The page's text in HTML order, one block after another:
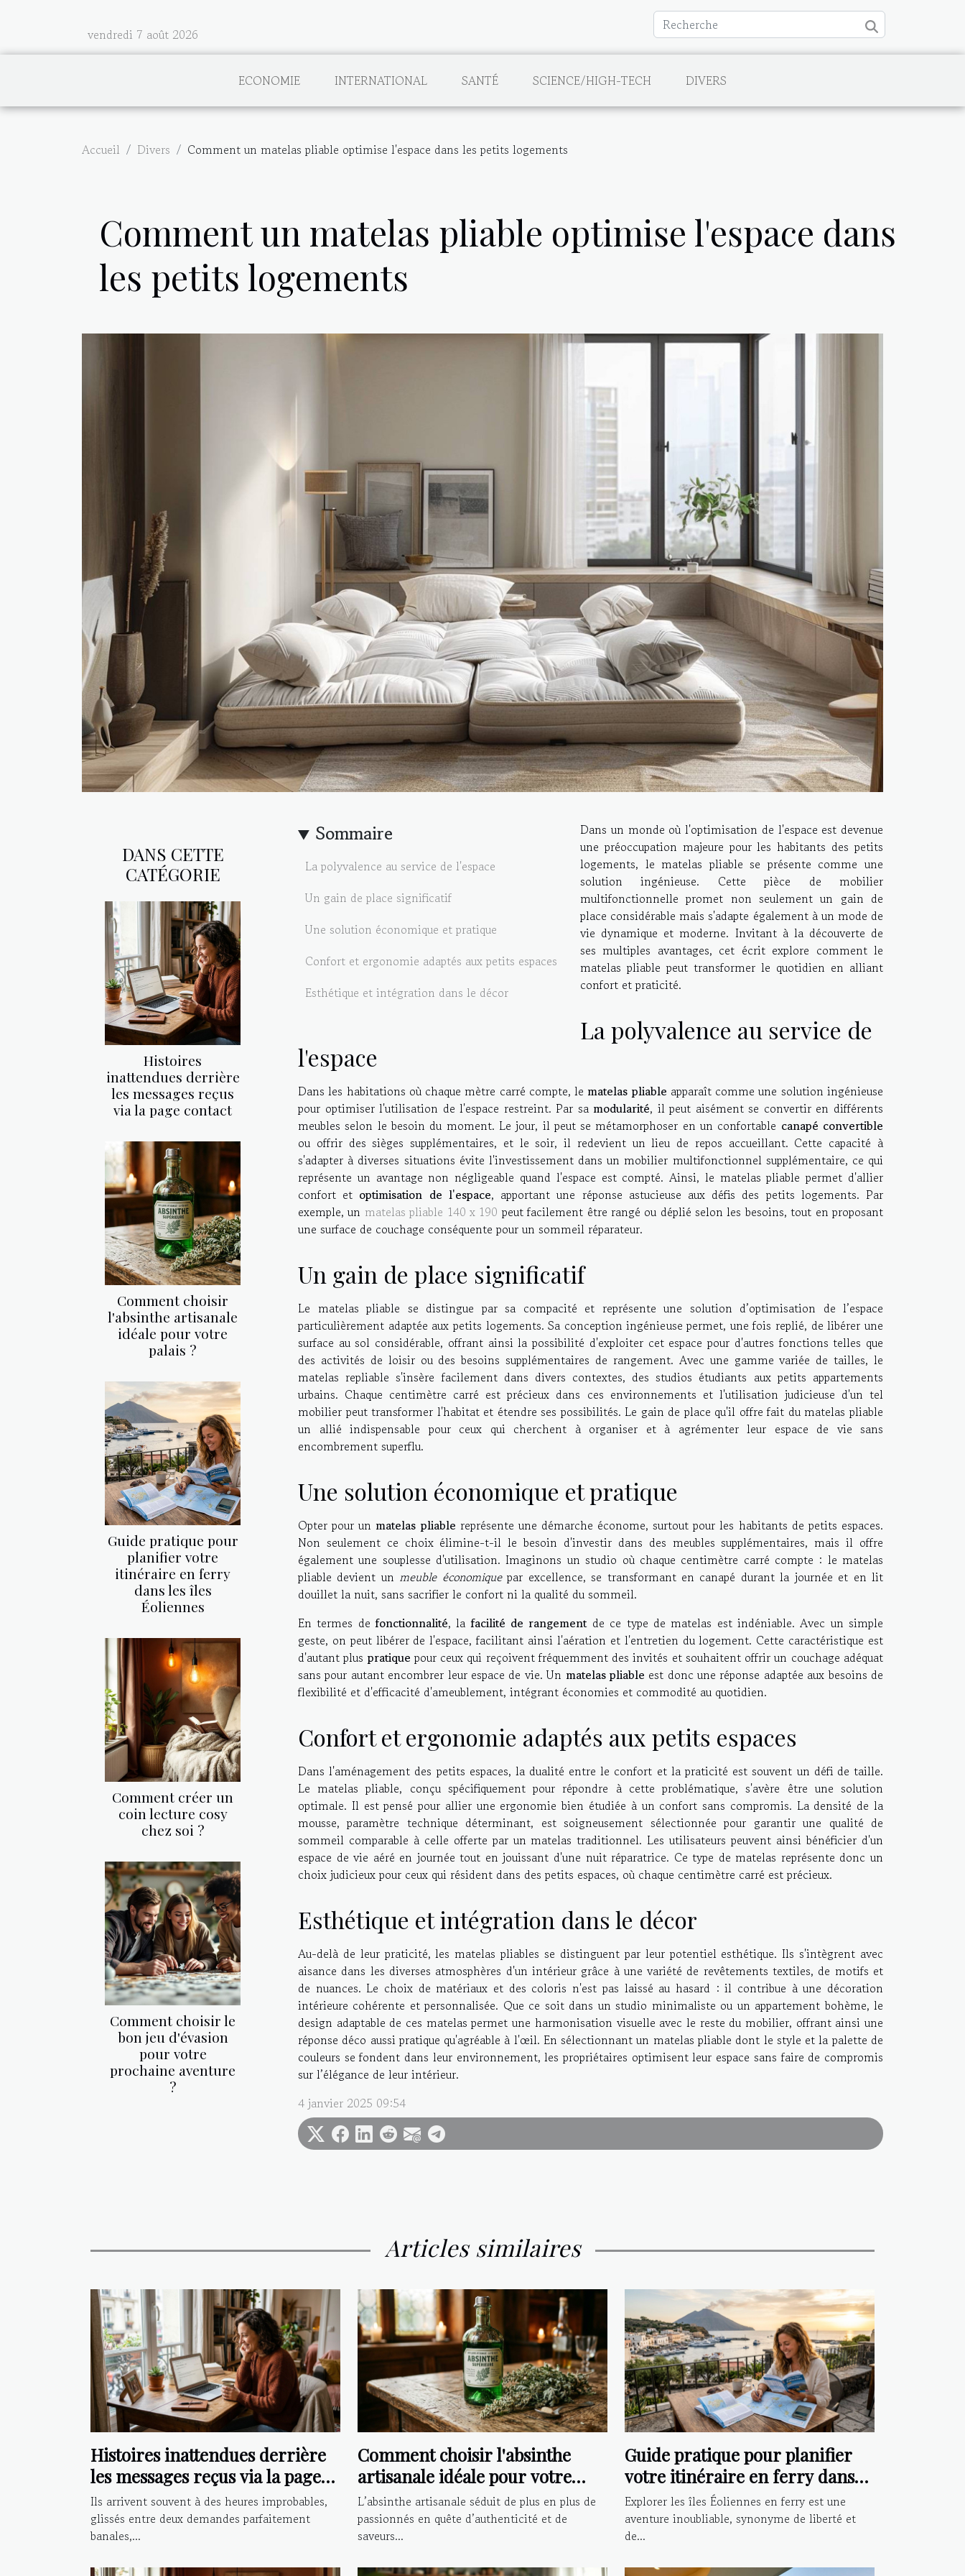
vendredi 7 août 2026
ECONOMIE INTERNATIONAL SANTÉ SCIENCE/HIGH-TECH DIVERS
Accueil Divers Comment un matelas pliable optimise l'espace dans les petits logements
Comment un matelas pliable optimise l'espace dans
les petits logements
DANS CETTE
CATÉGORIE
Histoires
inattendues derrière
les messages reçus
via la page contact
Comment choisir
l'absinthe artisanale
idéale pour votre
palais ?
Guide pratique pour
planifier votre
itinéraire en ferry
dans les îles
Éoliennes
Comment créer un
coin lecture cosy
chez soi ?
Comment choisir le
bon jeu d'évasion
pour votre
prochaine aventure
?
Sommaire
La polyvalence au service de l'espace
Un gain de place significatif
Une solution économique et pratique
Confort et ergonomie adaptés aux petits espaces
Esthétique et intégration dans le décor
Dans un monde où l'optimisation de l'espace est devenue
une préoccupation majeure pour les habitants des petits
logements, le matelas pliable se présente comme une
solution ingénieuse. Cette pièce de mobilier
multifonctionnelle promet non seulement un gain de
place considérable mais s'adapte également à un mode de
vie dynamique et moderne. Invitant à la découverte de
ses multiples avantages, cet écrit explore comment le
matelas pliable peut transformer le quotidien en alliant
confort et praticité.
La polyvalence au service de
l'espace
Dans les habitations où chaque mètre carré compte, le matelas pliable apparaît comme une solution ingénieuse
pour optimiser l'utilisation de l'espace restreint. Par sa modularité, il peut aisément se convertir en différents
meubles selon le besoin du moment. Le jour, il peut se métamorphoser en un confortable canapé convertible
ou offrir des sièges supplémentaires, et le soir, il redevient un lieu de repos accueillant. Cette capacité à
s'adapter à diverses situations évite l'investissement dans un mobilier multifonctionnel supplémentaire, ce qui
représente un avantage non négligeable quand l'espace est compté. Ainsi, le matelas pliable permet d'allier
confort et optimisation de l'espace, apportant une réponse astucieuse aux défis des petits logements. Par
exemple, un matelas pliable 140 x 190 peut facilement être rangé ou déplié selon les besoins, tout en proposant
une surface de couchage conséquente pour un sommeil réparateur.
Un gain de place significatif
Le matelas pliable se distingue par sa compacité et représente une solution d’optimisation de l’espace
particulièrement adaptée aux petits logements. Sa conception ingénieuse permet, une fois replié, de libérer une
surface au sol considérable, offrant ainsi la possibilité d'exploiter cet espace pour d'autres fonctions telles que
des activités de loisir ou des besoins supplémentaires de rangement. Avec une gamme variée de tailles, le
matelas repliable s'insère facilement dans divers contextes, des studios étudiants aux petits appartements
urbains. Chaque centimètre carré est précieux dans ces environnements et l'utilisation judicieuse d'un tel
mobilier peut transformer l'habitat et étendre ses possibilités. Le gain de place qu'il offre fait du matelas pliable
un allié indispensable pour ceux qui cherchent à organiser et à agrémenter leur espace de vie sans
encombrement superflu.
Une solution économique et pratique
Opter pour un matelas pliable représente une démarche économe, surtout pour les habitants de petits espaces.
Non seulement ce choix élimine-t-il le besoin d'investir dans des meubles supplémentaires, mais il offre
également une souplesse d'utilisation. Imaginons un studio où chaque centimètre carré compte : le matelas
pliable devient un meuble économiquepar excellence, se transformant en canapé durant la journée et en lit
douillet la nuit, sans sacrifier le confort ni la qualité du sommeil.
En termes defonctionnalité, lafacilité de rangementde ce type de matelas est indéniable. Avec un simple
geste, on peut libérer de l'espace, facilitant ainsi l'aération et l'entretien du logement. Cette caractéristique est
d'autant plus pratique pour ceux qui reçoivent fréquemment des invités et souhaitent offrir un couchage adéquat
sans pour autant encombrer leur espace de vie. Un matelas pliable est donc une réponse adaptée aux besoins de
flexibilité et d'efficacité d'ameublement, intégrant économies et commodité au quotidien.
Confort et ergonomie adaptés aux petits espaces
Dans l'aménagement des petits espaces, la dualité entre le confort et la praticité est souvent un défi de taille.
Le matelas pliable, conçu spécifiquement pour répondre à cette problématique, s'avère être une solution
optimale. Il est pensé pour allier une ergonomie bien étudiée à un confort sans compromis. La densité de la
mousse, paramètre technique déterminant, est soigneusement sélectionnée pour garantir une qualité de
sommeil comparable à celle offerte par un matelas traditionnel. Les utilisateurs peuvent ainsi bénéficier d'un
espace de vie aéré en journée tout en jouissant d'une nuit réparatrice. Ce type de matelas représente donc un
choix judicieux pour ceux qui résident dans des petits espaces, où chaque centimètre carré est précieux.
Esthétique et intégration dans le décor
Au-delà de leur praticité, les matelas pliables se distinguent par leur potentiel esthétique. Ils s'intègrent avec
aisance dans les diverses atmosphères d'un intérieur grâce à une variété de revêtements textiles, de motifs et
de nuances. Le choix de matériaux et des coloris n'est pas laissé au hasard : il contribue à une décoration
intérieure cohérente et personnalisée. Que ce soit dans un studio minimaliste ou un appartement bohème, le
design adaptable de ces matelas permet une harmonisation visuelle avec le reste du mobilier, offrant ainsi une
réponse déco aussi pratique qu'agréable à l'œil. En sélectionnant un matelas pliable dont le style et la palette de
couleurs se fondent dans leur environnement, les propriétaires optimisent leur espace sans faire de compromis
sur l’élégance de leur intérieur.
4 janvier 2025 09:54
Articles similaires
Histoires inattendues derrière
les messages reçus via la page
contact
Ils arrivent souvent à des heures improbables,
glissés entre deux demandes parfaitement
banales,...
Comment choisir l'absinthe
artisanale idéale pour votre
palais ?
L’absinthe artisanale séduit de plus en plus de
passionnés en quête d’authenticité et de
saveurs...
Guide pratique pour planifier
votre itinéraire en ferry dans
les îles Éoliennes
Explorer les îles Éoliennes en ferry est une
aventure inoubliable, synonyme de liberté et
de...